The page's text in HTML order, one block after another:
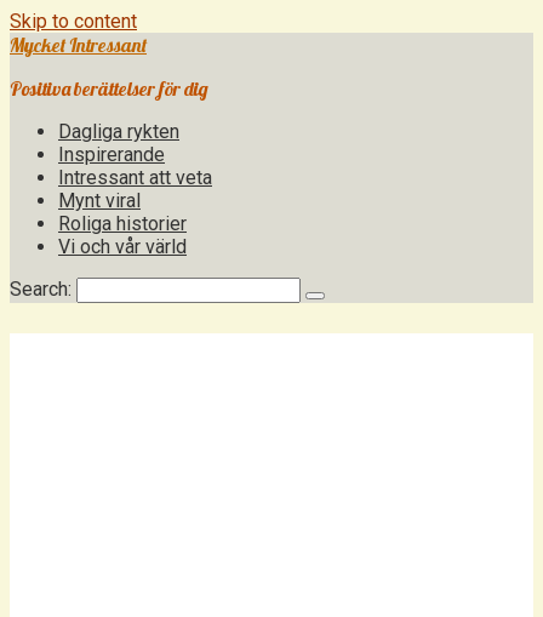
Skip to content
Mycket Intressant
Positiva berättelser för dig
Dagliga rykten
Inspirerande
Intressant att veta
Mynt viral
Roliga historier
Vi och vår värld
Search: